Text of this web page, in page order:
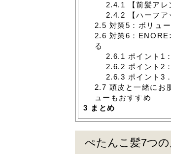
2.4.1
【前髪アレ
2.4.2 【ハーフア
2.5 対策5：ボリュ
2.6 対策6：ENORE
る
2.6.1 ポイント1
2.6.2 ポイント2
2.6.3 ポイント3
2.7 頭皮と一緒にお
ューもおすすめ
3 まとめ
ぺたんこ髪7つの